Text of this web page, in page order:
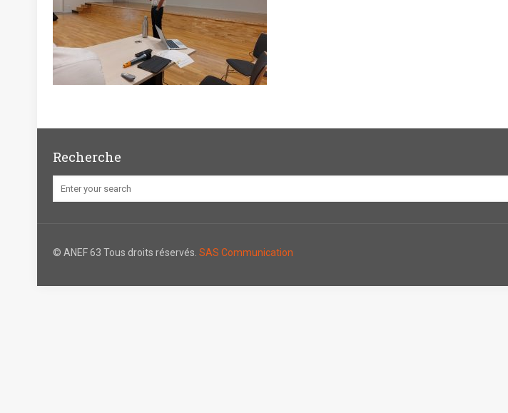
Recherche
© ANEF 63 Tous droits réservés.SAS Communication